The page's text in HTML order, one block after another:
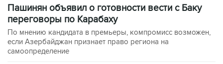
Пашинян объявил о готовности вести с Баку
переговоры по Карабаху
По мнению кандидата в премьеры, компромисс возможен,
если Азербайджан признает право региона на
самоопределение